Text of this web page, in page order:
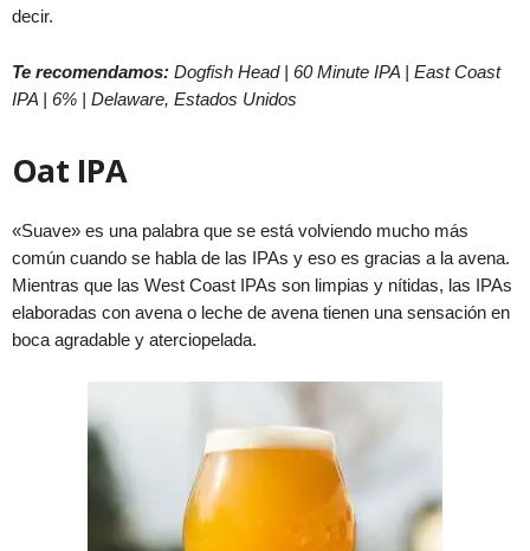
decir.
Te recomendamos: Dogfish Head | 60 Minute IPA | East Coast
IPA | 6% | Delaware, Estados Unidos
Oat IPA
«Suave» es una palabra que se está volviendo mucho más
común cuando se habla de las IPAs y eso es gracias a la avena.
Mientras que las West Coast IPAs son limpias y nítidas, las IPAs
elaboradas con avena o leche de avena tienen una sensación en
boca agradable y aterciopelada.